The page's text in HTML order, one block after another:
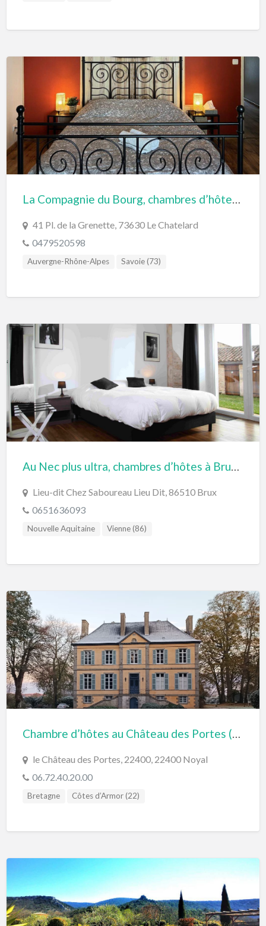
La Compagnie du Bourg, chambres d’hôtes cœur du massif des Bauges en Savoie
41 Pl. de la Grenette, 73630 Le Chatelard
0479520598
Auvergne-Rhône-Alpes Savoie (73)
Au Nec plus ultra, chambres d’hôtes à Brux dans la Vienne
Lieu-dit Chez Saboureau Lieu Dit, 86510 Brux
0651636093
Nouvelle Aquitaine Vienne (86)
Chambre d’hôtes au Château des Portes (Noyal, Bretagne)
le Château des Portes, 22400, 22400 Noyal
06.72.40.20.00
Bretagne Côtes d’Armor (22)